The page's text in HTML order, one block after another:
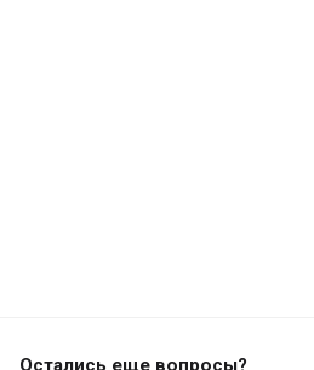
Остались еще вопросы?